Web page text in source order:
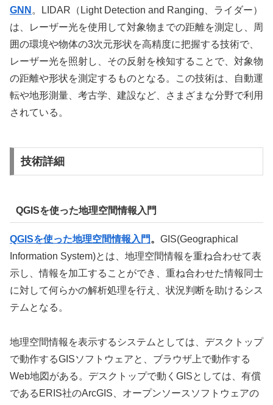
GNN 。LIDAR（Light Detection and Ranging、ライダー）
は、レーザー光を使用して対象物までの距離を測定し、周
囲の環境や物体の3次元形状を高精度に把握する技術で、
レーザー光を照射し、その反射を検知することで、対象物
の距離や形状を測定するものとなる。この技術は、自動運
転や地形測量、考古学、建設など、さまざまな分野で利用
されている。
技術詳細
QGISを使った地理空間情報入門
QGISを使った地理空間情報入門。 GIS(Geographical
Information System)とは、地理空間情報を重ね合わせて表
示し、情報を加工することができ、重ね合わせた情報同士
に対して何らかの解析処理を行え、状況判断を助けるシス
テムとなる。
地理空間情報を表示するシステムとしては、デスクトップ
で動作するGISソフトウェアと、ブラウザ上で動作する
Web地図がある。デスクトップで動くGISとしては、有償
であるERIS社のArcGIS、オープンソースソフトウェアの